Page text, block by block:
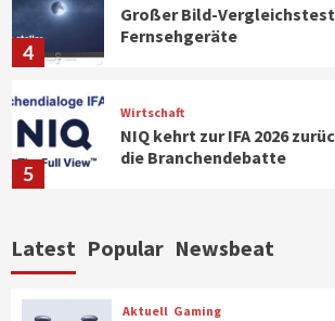
4
Großer Bild-
Fernsehgeräte
5
Wirtschaft
NIQ kehrt zur IFA 2026
die Branchendebatte
6
CHERRY baut Vertriebsteam
Latest Popular Newsbeat
Aktuell Gaming